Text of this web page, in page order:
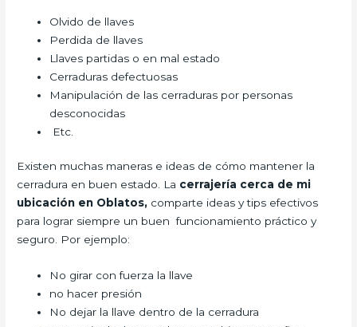
Olvido de llaves
Perdida de llaves
Llaves partidas o en mal estado
Cerraduras defectuosas
Manipulación de las cerraduras por personas
desconocidas
Etc.
Existen muchas maneras e ideas de cómo mantener la
cerradura en buen estado. La cerrajería cerca de mi
ubicación en Oblatos, comparte ideas y tips efectivos
para lograr siempre un buen funcionamiento práctico y
seguro. Por ejemplo:
No girar con fuerza la llave
no hacer presión
No dejar la llave dentro de la cerradura